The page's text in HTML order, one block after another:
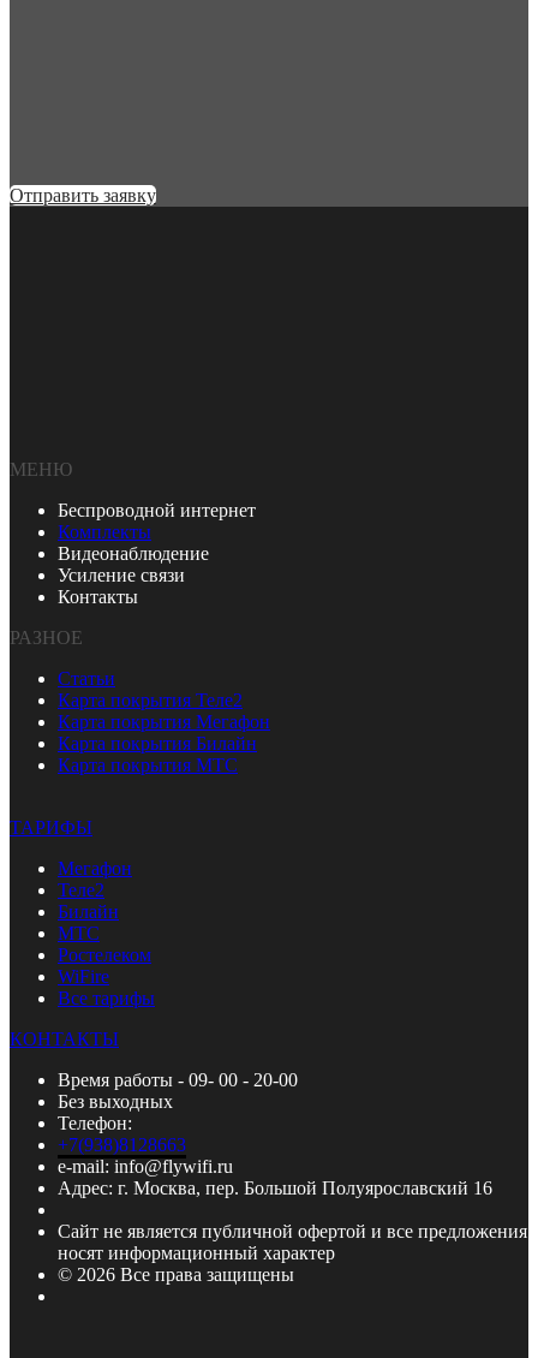
Отправить заявку
МЕНЮ
Беспроводной интернет
Комплекты
Видеонаблюдение
Усиление связи
Контакты
РАЗНОЕ
Статьи
Карта покрытия Теле2
Карта покрытия Мегафон
Карта покрытия Билайн
Карта покрытия МТС
ТАРИФЫ
Мегафон
Теле2
Билайн
МТС
Ростелеком
WiFire
Все тарифы
КОНТАКТЫ
Время работы - 09- 00 - 20-00
Без выходных
Телефон:
+7(938)8128663
e-mail: info@flywifi.ru
Адрес: г. Москва, пер. Большой Полуярославский 16
Сайт не является публичной офертой и все предложения
носят информационный характер
© 2026 Все права защищены